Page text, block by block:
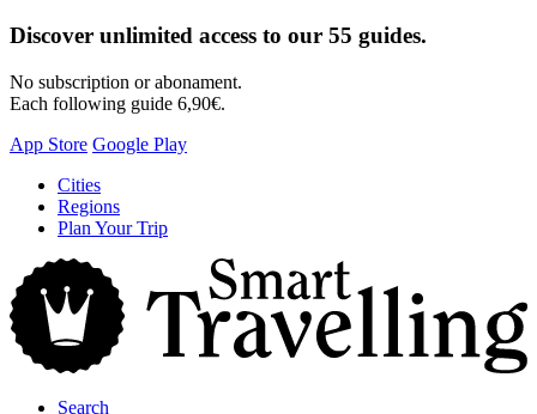
Discover unlimited access to our 55 guides.
No subscription or abonament.
Each following guide 6,90€.
App Store Google Play
Skip
content
Cities
Regions
Plan Your Trip
Search